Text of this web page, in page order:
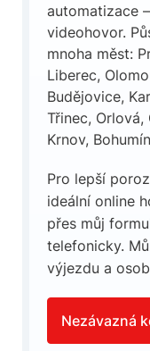
automatizace
videohovor.
mnoha měst:
Liberec,
Budějovice,
Třinec, Orlová,
Krnov,
Pro lepší
ideální online
přes můj
telefonicky.
výjezdu a
Nezávazná